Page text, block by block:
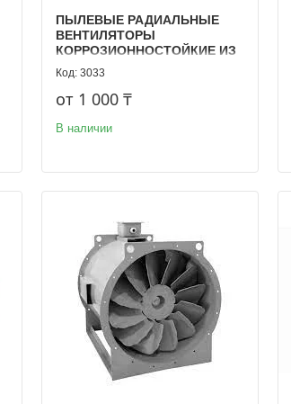
ПЫЛЕВЫЕ РАДИАЛЬНЫЕ
ВЕНТИЛЯТОРЫ
КОРРОЗИОННОСТОЙКИЕ ИЗ
НЕРЖАВЕЮЩЕЙ СТАЛИ ВРП
115-45
3033
от 1 000 ₸
В наличии